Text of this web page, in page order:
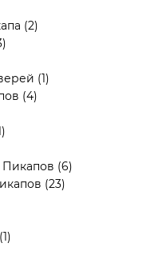
(2)
(1)
(4)
(6)
(23)
(1)